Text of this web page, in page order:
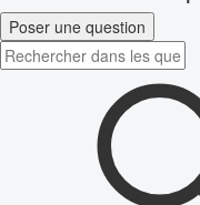
Poser une question